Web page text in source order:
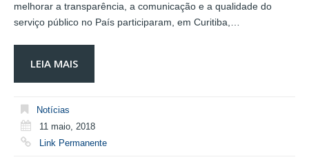
melhorar a transparência, a comunicação e a qualidade do
serviço público no País participaram, em Curitiba,…
LEIA MAIS
Notícias
11 maio, 2018
Link Permanente